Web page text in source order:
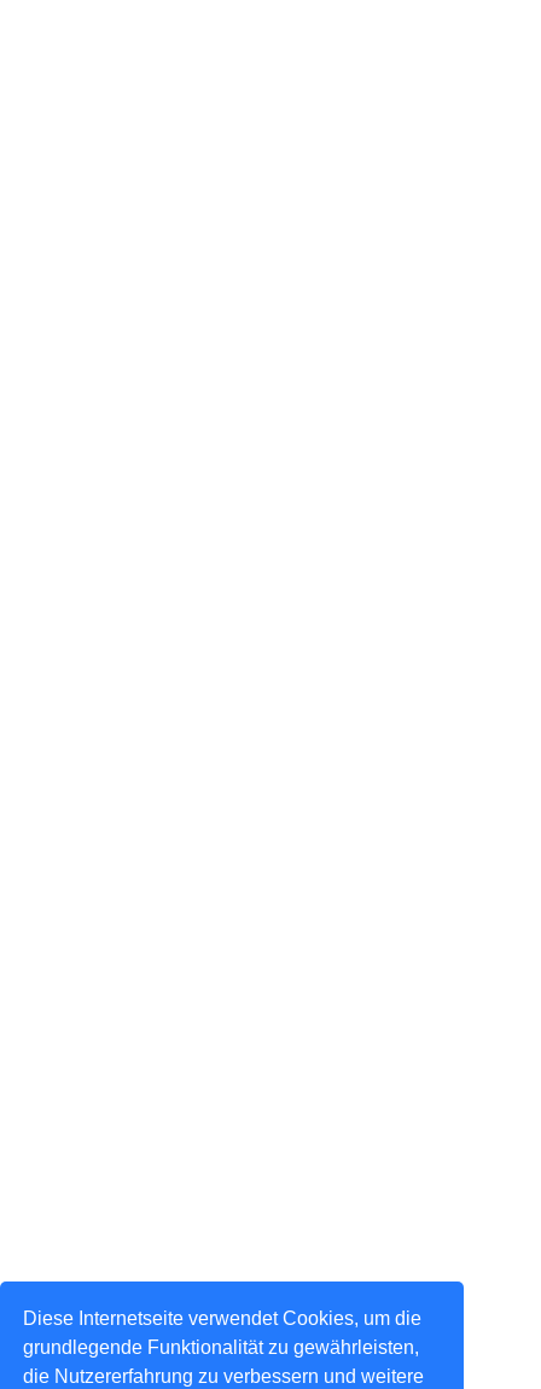
Diese Internetseite verwendet Cookies, um die
grundlegende Funktionalität zu gewährleisten,
die Nutzererfahrung zu verbessern und weitere